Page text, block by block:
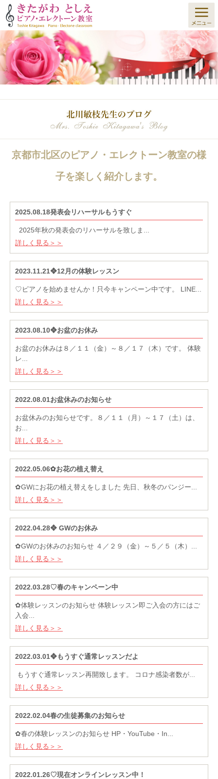
京都市北区のピアノ・エレクトーン教室の様
子を楽しく紹介します。
2025.08.18発表会リハーサルもうすぐ
2025年秋の発表会のリハーサルを致しま...
詳しく見る＞＞
2023.11.21❖12月の体験レッスン
♡ピアノを始めませんか！只今キャンペーン中です。 LINE...
詳しく見る＞＞
2023.08.10❖お盆のお休み
お盆のお休みは８／１１（金）～８／１７（木）です。 体験
レ...
詳しく見る＞＞
2022.08.01お盆休みのお知らせ
お盆休みのお知らせです。８／１１（月）～１７（土）は、
お...
詳しく見る＞＞
2022.05.06✿お花の植え替え
✿GWにお花の植え替えをしました 先日、秋冬のパンジー...
詳しく見る＞＞
2022.04.28❖ GWのお休み
✿GWのお休みのお知らせ ４／２９（金）～５／５（木）...
詳しく見る＞＞
2022.03.28♡春のキャンペーン中
✿体験レッスンのお知らせ 体験レッスン即ご入会の方にはご
入会...
詳しく見る＞＞
2022.03.01❖もうすぐ通常レッスンだよ
もうすぐ通常レッスン再開致します。 コロナ感染者数が...
詳しく見る＞＞
2022.02.04春の生徒募集のお知らせ
✿春の体験レッスンのお知らせ HP・YouTube・In...
詳しく見る＞＞
2022.01.26♡現在オンラインレッスン中！